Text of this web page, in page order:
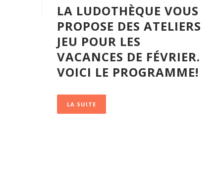
LA LUDOTHÈQUE VOUS
PROPOSE DES ATELIERS
JEU POUR LES
VACANCES DE FÉVRIER.
VOICI LE PROGRAMME!
LA SUITE